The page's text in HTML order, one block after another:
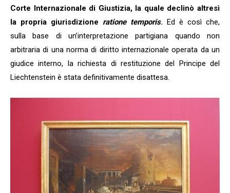
Corte Internazionale di Giustizia, la quale declinò altresì
la propria giurisdizione ratione temporis. Ed è così che,
sulla base di un’interpretazione partigiana quando non
arbitraria di una norma di diritto internazionale operata da un
giudice interno, la richiesta di restituzione del Principe del
Liechtenstein è stata definitivamente disattesa.